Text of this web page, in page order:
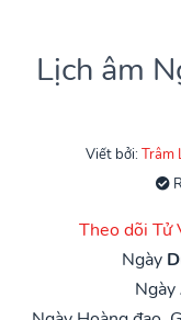
Lịch âm
Viết bởi: Trâm
Theo dõi Tử
Ngày
Ngày